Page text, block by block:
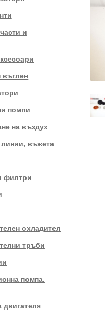
и
въглен
помпи
на въздух
въжета
филтри
охладител
тръби
помпа.
двигателя